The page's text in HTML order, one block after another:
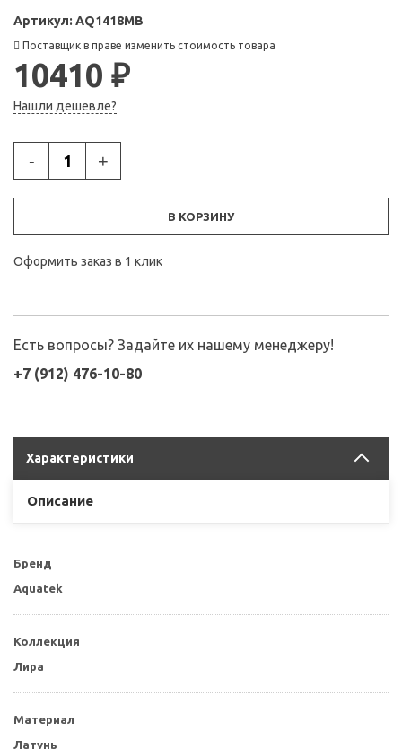
Артикул: AQ1418MB
Поставщик в праве изменить стоимость товара
10410 ₽
Нашли дешевле?
- +
В КОРЗИНУ
Оформить заказ в 1 клик
Есть вопросы? Задайте их нашему менеджеру!
+7 (912) 476-10-80
Характеристики
Описание
Бренд
Aquatek
Коллекция
Лира
Материал
Латунь